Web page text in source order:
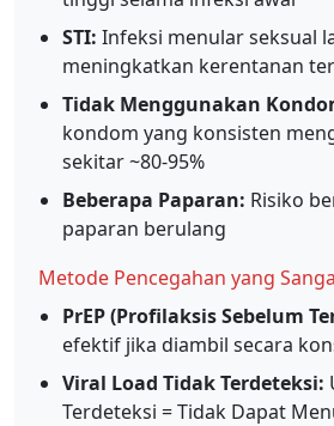
STI: Infeksi menular seksual
meningkatkan kerentanan
Tidak Menggunakan
kondom yang konsisten
sekitar ~80-95%
Beberapa Paparan: Risiko
paparan berulang
Metode Pencegahan yang
PrEP (Profilaksis Sebelum
efektif jika diambil secara
Viral Load Tidak Terdeteksi:
Terdeteksi = Tidak Dapat